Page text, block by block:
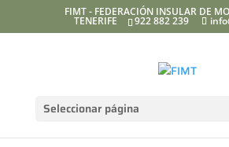
FIMT - FEDERACIÓN INSULAR DE
TENERIFE 922 882 239
Seleccionar página